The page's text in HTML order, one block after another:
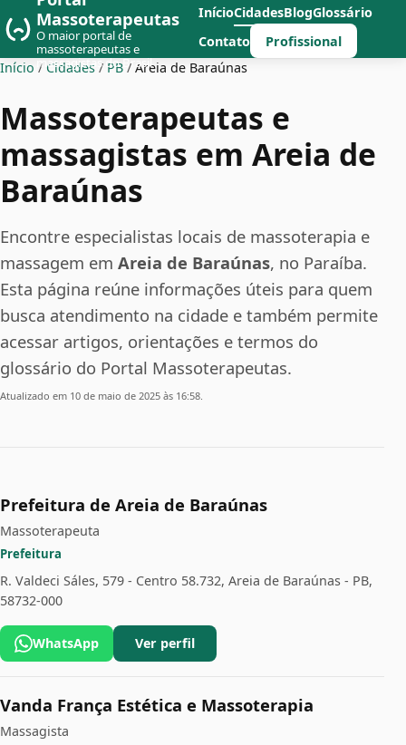
Massoterapeutas
O maior portal de
massoterapeutas e
massagistas do Brasil
InícioCidadesBlogGlossário
Contato
Profissional
Início / Cidades / PB / Areia de Baraúnas
Massoterapeutas e
massagistas em Areia de
Baraúnas
Encontre especialistas locais de massoterapia e
massagem em Areia de Baraúnas, no Paraíba.
Esta página reúne informações úteis para quem
busca atendimento na cidade e também permite
acessar artigos, orientações e termos do
glossário do Portal Massoterapeutas.
Atualizado em 10 de maio de 2025 às 16:58.
Prefeitura de Areia de Baraúnas
Massoterapeuta
Prefeitura
R. Valdeci Sáles, 579 - Centro 58.732, Areia de Baraúnas - PB,
58732-000
WhatsApp Ver perfil
Vanda França Estética e Massoterapia
Massagista